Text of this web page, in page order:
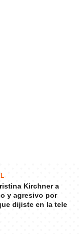
Kirchner a
y agresivo por
dijiste en la tele